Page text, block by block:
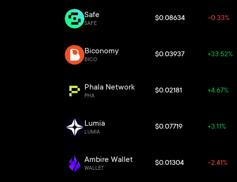
Safe
SAFE
$0.08634 -0.33%
Biconomy
BICO
$0.03937 +33.52%
Phala Network
PHA
$0.02181 +4.67%
Lumia
LUMIA
$0.07719 +3.11%
Ambire Wallet
WALLET
$0.01304 -2.41%